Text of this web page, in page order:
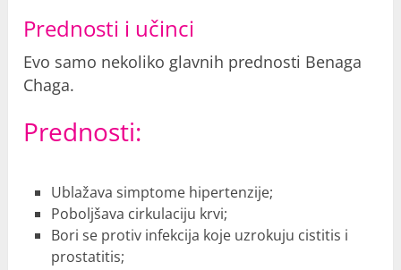
Prednosti i učinci
Evo samo nekoliko glavnih prednosti Benaga
Chaga.
Prednosti:
Ublažava simptome hipertenzije;
Poboljšava cirkulaciju krvi;
Bori se protiv infekcija koje uzrokuju cistitis i
prostatitis;